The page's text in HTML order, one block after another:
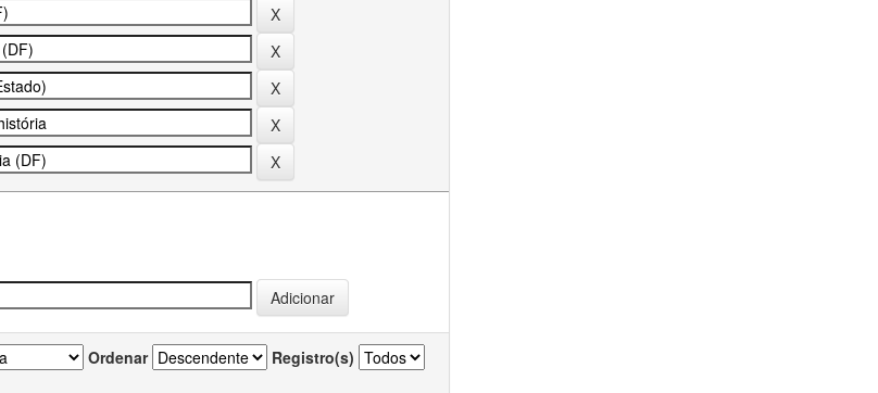
Ordenar Registro(s)